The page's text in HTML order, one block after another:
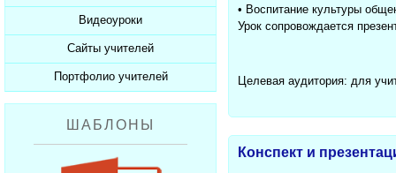
350 лет Петру I
Добавить статью
Новости образования
Видеоуроки
Видеоуроки ЕГЭ и ОГЭ
Сайты учителей
Каталог сайтов
Добавить сайт
Портфолио учителей
Каталог портфолио
Добавить портфолио
ШАБЛОНЫ
• Воспитание культуры
Урок сопровождается
Целевая аудитория: для
Конспект и